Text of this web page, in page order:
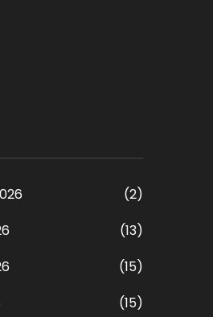
(2)
(13)
(15)
(15)